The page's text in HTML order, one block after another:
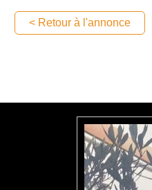
< Retour à l'annonce